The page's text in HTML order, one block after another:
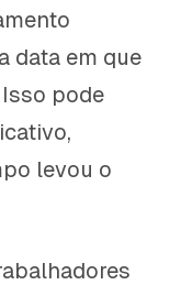
data em que
pode
levou o